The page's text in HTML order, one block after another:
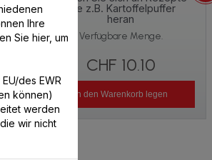
wie z.B. Kartoffelpuffer
heran
Verfügbare Menge.
CHF 10.10
In den Warenkorb legen
Ihre
Sie hier, um
des EWR
können)
werden
wir nicht